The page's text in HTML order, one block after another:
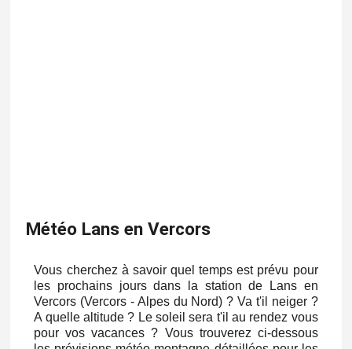
Météo Lans en Vercors
Vous cherchez à savoir quel temps est prévu pour
les prochains jours dans la station de Lans en
Vercors (Vercors - Alpes du Nord) ? Va t'il neiger ?
A quelle altitude ? Le soleil sera t'il au rendez vous
pour vos vacances ? Vous trouverez ci-dessous